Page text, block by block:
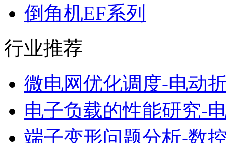
倒角机EF系列
行业推荐
微电网优化调度-电动
电子负载的性能研究-
端子变形问题分析-数